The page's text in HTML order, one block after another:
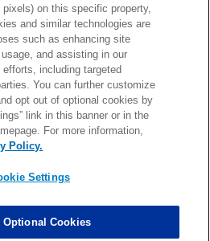
About NFL
特集
お問い合わせ FAQ
/ PHOTO BY Getty Images
on this specific property,
and similar technologies are
such as enhancing site
and assisting in our
including targeted
You can further customize
opt out of optional cookies by
link in this banner or in the
For more information,
Policy.
Settings
Optional Cookies